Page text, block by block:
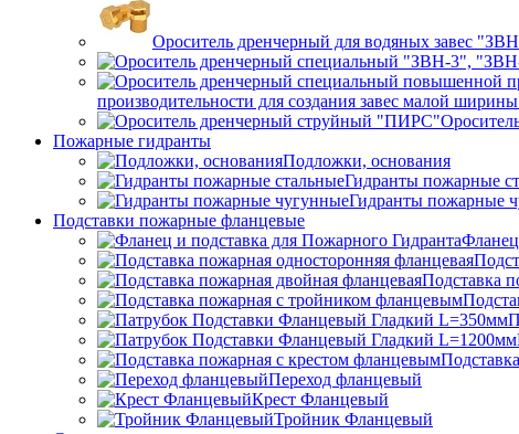
Ороситель дренчерный для водяных завес
производительности для создания завес малой
Пожарные гидранты
Подложки, основания
Гидранты пожарные
Гидранты пожарные
Подставки пожарные фланцевые
Подставка
Переход фланцевый
Крест Фланцевый
Тройник Фланцевый